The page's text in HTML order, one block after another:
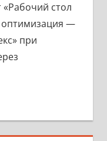
«Рабочий стол
—
при